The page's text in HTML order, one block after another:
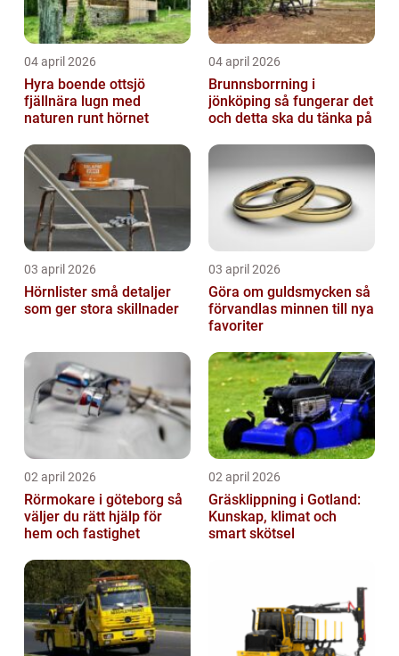
04 april 2026
Hyra boende ottsjö
fjällnära lugn med
naturen runt hörnet
04 april 2026
Brunnsborrning i
jönköping så fungerar det
och detta ska du tänka på
03 april 2026
Hörnlister små detaljer
som ger stora skillnader
03 april 2026
Göra om guldsmycken så
förvandlas minnen till nya
favoriter
02 april 2026
Rörmokare i göteborg så
väljer du rätt hjälp för
hem och fastighet
02 april 2026
Gräsklippning i Gotland:
Kunskap, klimat och
smart skötsel